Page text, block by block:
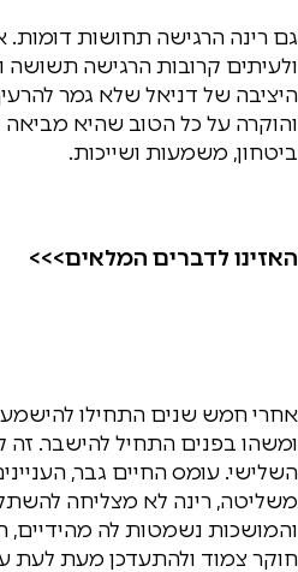
גם רינה הרגישה תחושות
ולעיתים קרובות הרגישה תשושה
היציבה של דניאל שלא גמר
והוקרה על כל הטוב שהיא מביאה
ביטחון, משמעות ושייכות.
האזינו לדברים המלאים>>>
אחרי חמש שנים התחילו
ומשהו בפנים התחיל להישבר.
השלישי. עומס החיים גבר,
משליטה, רינה לא מצליחה
והמושכות נשמטות לה מהידיים,
חוקר צמוד ולהתעדכן מעת לעת